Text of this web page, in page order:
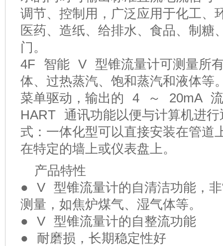
调节、控制用，广泛应用于化工、
医药、造纸、给排水、食品、制糖
门。
4F 智能 V 型锥流量计可测量所
体、过热蒸汽、饱和蒸汽和液体等
菜单驱动，输出的 4 ～ 20mA 流
HART 通讯功能以便与计算机进
式：一体化型可以直接安装在管
在特定的墙上或仪表盘上。
产品特性
● V 型锥流量计的自清洁功能，
测量，如焦炉煤气、湿气体等。
● V 型锥流量计的自整流功能
● 耐磨损，长期稳定性好